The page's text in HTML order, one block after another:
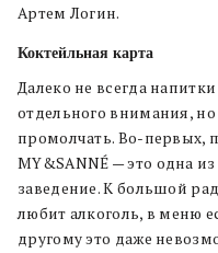
Артем Логин.
Коктейльная карта
Далеко не всегда
отдельного внимания,
промолчать. Во-первых,
MY&SANNÉ — это одна
заведение. К большой
любит алкоголь, в меню
другому это даже